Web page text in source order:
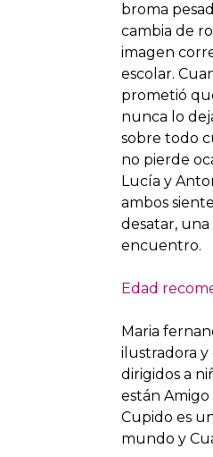
broma
cambia de
imagen
escolar.
prometió
nunca lo
sobre todo
no pierde
Lucía y
ambos
desatar,
encuentro.
Edad
Maria
ilustradora y
dirigidos a
están
Cupido es
mundo y